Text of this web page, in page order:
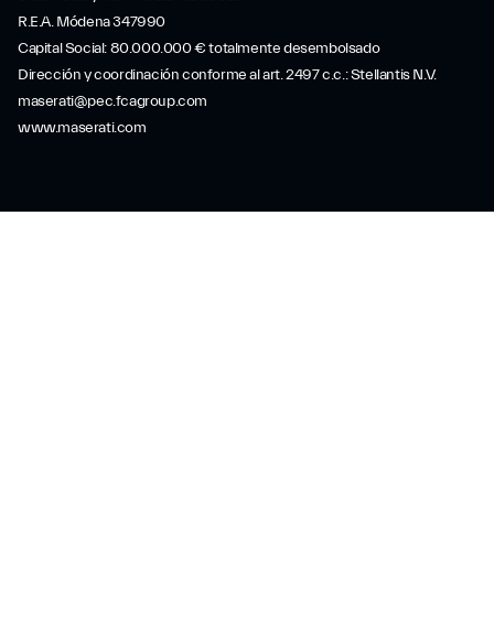
R.E.A. Módena 347990
Capital Social: 80.000.000 € totalmente desembolsado
Dirección y coordinación conforme al art. 2497 c.c.: Stellantis N.V.
maserati@pec.fcagroup.com
www.maserati.com